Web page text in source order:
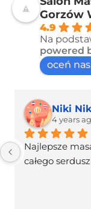
Gorzów
4.9
Na
powered
oceń
Niki
4 years
Najlepsze
całego